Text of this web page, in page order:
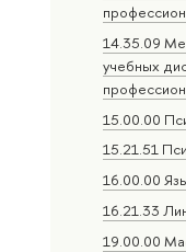
14.35.09
учебных
15.00.00
15.21.51
16.00.00
16.21.33
19.00.00